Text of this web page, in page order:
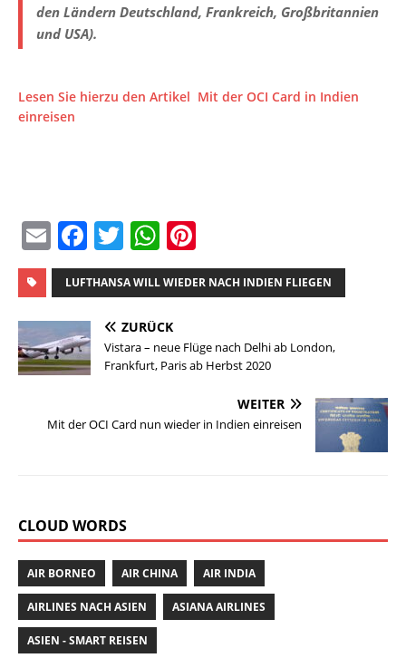
den Ländern Deutschland, Frankreich, Großbritannien
und USA).
Lesen Sie hierzu den Artikel Mit der OCI Card in Indien
einreisen
E
m
ai
l
F
a
c
e
b
o
k
T
w
it
te
r
W
h
at
s
A
p
p
n
te
st
LUFTHANSA WILL WIEDER NACH INDIEN FLIEGEN
ZURÜCK
Vistara – neue Flüge nach Delhi ab London,
Frankfurt, Paris ab Herbst 2020
WEITER
Mit der OCI Card nun wieder in Indien einreisen
CLOUD WORDS
AIR BORNEO AIR CHINA AIR INDIA
AIRLINES NACH ASIEN ASIANA AIRLINES
ASIEN - SMART REISEN